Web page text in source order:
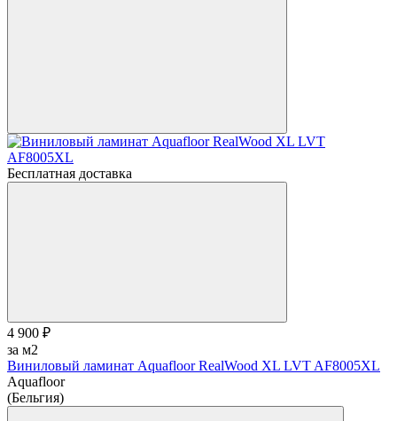
Бесплатная доставка
4 900 ₽
за м2
Виниловый ламинат Aquafloor RealWood XL LVT AF8005XL
Aquafloor
(Бельгия)